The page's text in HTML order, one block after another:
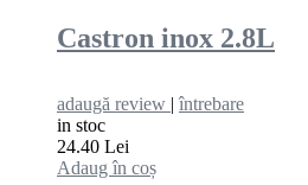
Castron inox 2.8L
adaugă review |întrebare
in stoc
24.40 Lei
Adaug în coș